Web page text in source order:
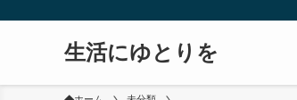
生活にゆとりを